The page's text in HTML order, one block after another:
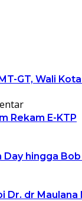
GT, Wali
Rekam E-KTP
hingga
Dr. dr